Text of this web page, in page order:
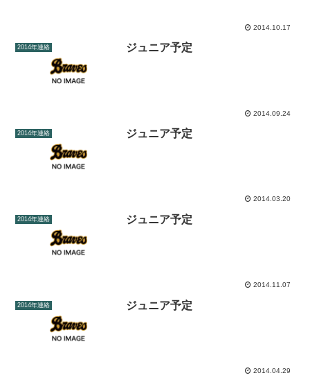
2014.10.17
2014年連絡 ジュニア予定
2014.09.24
2014年連絡 ジュニア予定
2014.03.20
2014年連絡 ジュニア予定
2014.11.07
2014年連絡 ジュニア予定
2014.04.29